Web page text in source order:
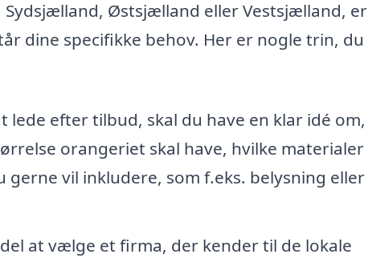
Østsjælland eller Vestsjælland, er
dine specifikke behov. Her er nogle trin, du
lede efter tilbud, skal du have en klar idé om,
orangeriet skal have, hvilke materialer
vil inkludere, som f.eks. belysning eller
at vælge et firma, der kender til de lokale